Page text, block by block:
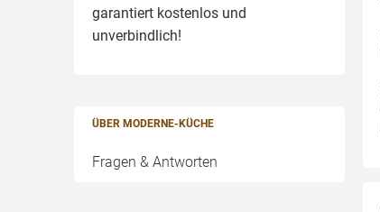
garantiert kostenlos und
unverbindlich!
ÜBER MODERNE-KÜCHE
Fragen & Antworten